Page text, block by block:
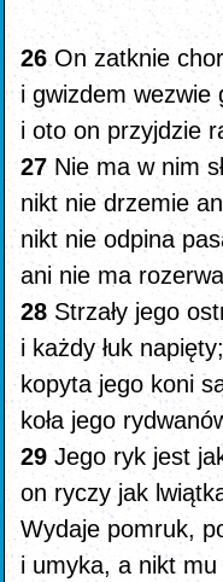
26On zatknie
i gwizdem wezwie
i oto on przyjdzie
27 Nie ma w nim
nikt nie drzemie
nikt nie odpina
ani nie ma
28 Strzały jego
i każdy łuk napięty;
kopyta jego koni
koła jego
29Jego ryk jest
on ryczy jak
Wydaje pomruk,
i umyka, a nikt mu